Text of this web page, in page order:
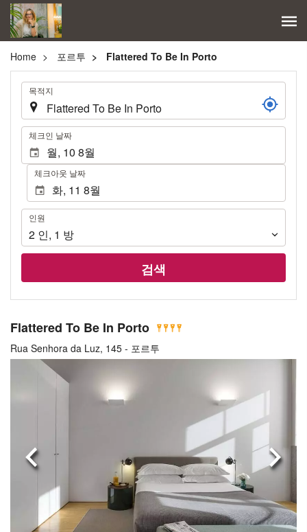
Home 포르투 Flattered To Be In Porto
. 목적지
. 체크인 날짜
체크아웃 날짜
인
원
인원
2 인, 1 방
검색
Flattered To Be In Porto
Rua Senhora da Luz, 145 - 포르투
이전으로 다음